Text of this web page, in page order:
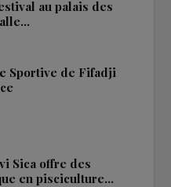
au palais des
Sportive de Fifadji
Sica offre des
en pisciculture…